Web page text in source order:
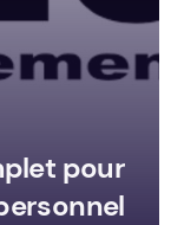
pour